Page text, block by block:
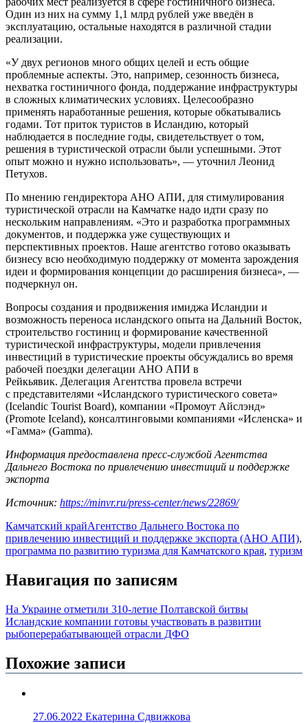
Один из них на сумму 1,1 млрд рублей уже введён в
эксплуатацию, остальные находятся в различной стадии
реализации.
«У двух регионов много общих целей и есть общие
проблемные аспекты. Это, например, сезонность бизнеса,
нехватка гостиничного фонда, поддержание инфраструктуры
в сложных климатических условиях. Целесообразно
применять наработанные решения, которые обкатывались
годами. Тот приток туристов в Исландию, который
наблюдается в последние годы, свидетельствует о том,
решения в туристической отрасли были успешными. Этот
опыт можно и нужно использовать», — уточнил Леонид
Петухов.
По мнению гендиректора АНО АПИ, для стимулирования
туристической отрасли на Камчатке надо идти сразу по
нескольким направлениям. «Это и разработка программных
документов, и поддержка уже существующих и
перспективных проектов. Наше агентство готово оказывать
бизнесу всю необходимую поддержку от момента зарождения
идеи и формирования концепции до расширения бизнеса», —
подчеркнул он.
Вопросы создания и продвижения имиджа Исландии и
возможность переноса исландского опыта на Дальний Восток,
строительство гостиниц и формирование качественной
туристической инфраструктуры, модели привлечения
инвестиций в туристические проекты обсуждались во время
рабочей поездки делегации АНО АПИ в
Рейкьявик. Делегация Агентства провела встречи
с представителями «Исландского туристического совета»
(Icelandic Tourist Board), компании «Промоут Айслэнд»
(Promote Iceland), консалтинговыми компаниями «Исленска» и
«Гамма» (Gamma).
Информация предоставлена пресс-службой Агентства
Дальнего Востока по привлечению инвестиций и поддержке
экспорта
Источник: https://minvr.ru/press-center/news/22869/
Камчатский крайАгентство Дальнего Востока по
привлечению инвестиций и поддержке экспорта (АНО АПИ),
программа по развитию туризма для Камчатского края, туризм
Навигация по записям
На Украине отметили 310-летие Полтавской битвы
Исландские компании готовы участвовать в развитии
рыбоперерабатывающей отрасли ДФО
Похожие записи
27.06.2022 Екатерина Сдвижкова